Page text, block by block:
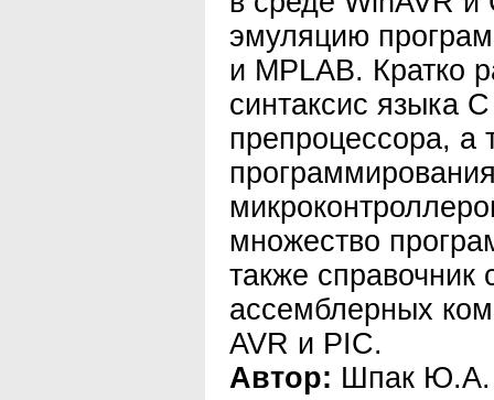
эмуляцию
и MPLAB. Кратко
синтаксис языка
препроцессора, а
множество
также
ассемблерных
AVR и PIC.
Автор: Шпак Ю.А.